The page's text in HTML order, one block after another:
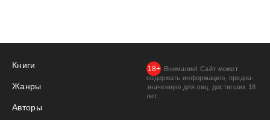
Книги
Жанры
Авторы
Внимание! Сайт может
содержать информацию, предна­
значенную для лиц, дости­гших 18
лет.